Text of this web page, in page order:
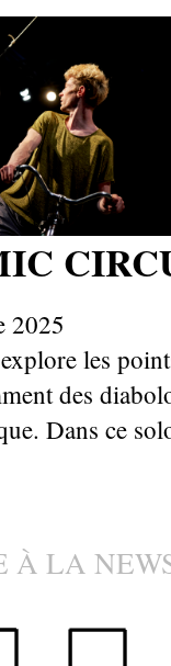
2025
les
des
Dans ce
À LA